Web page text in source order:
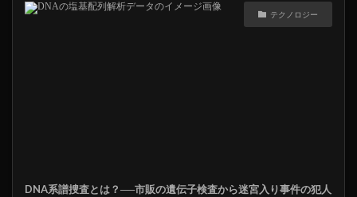
テクノロジー
DNA系譜捜査とは？──市販の遺伝子検査から迷宮入り事件の犯人